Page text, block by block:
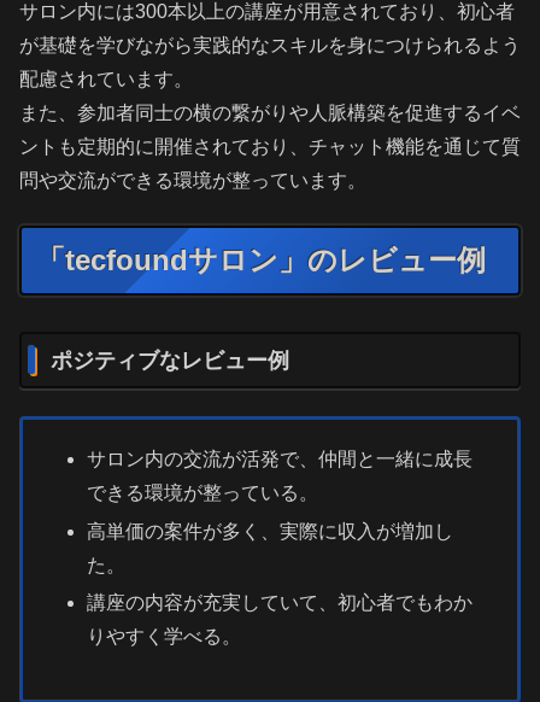
サロン内には300本以上の講座が用意されており、初心者
が基礎を学びながら実践的なスキルを身につけられるよう
配慮されています。
また、参加者同士の横の繋がりや人脈構築を促進するイベ
ントも定期的に開催されており、チャット機能を通じて質
問や交流ができる環境が整っています。
「tecfoundサロン」のレビュー例
ポジティブなレビュー例
サロン内の交流が活発で、仲間と一緒に成長
できる環境が整っている。
高単価の案件が多く、実際に収入が増加し
た。
講座の内容が充実していて、初心者でもわか
りやすく学べる。